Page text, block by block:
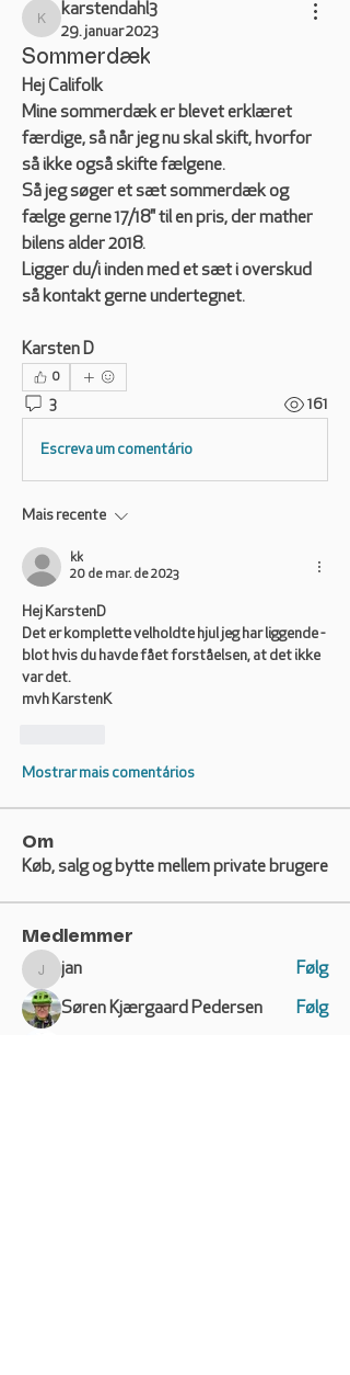
karstendahl3
karstendahl3
29. januar 2023
Sommerdæk
Hej Califolk
Mine sommerdæk er blevet erklæret
færdige, så når jeg nu skal skift, hvorfor
så ikke også skifte fælgene.
Så jeg søger et sæt sommerdæk og
fælge gerne 17/18" til en pris, der mather
bilens alder 2018.
Ligger du/i inden med et sæt i overskud
så kontakt gerne undertegnet.
Karsten D
0
3 161
Escreva um comentário
Mais recente
kk
20 de mar. de 2023
Hej KarstenD
Det er komplette velholdte hjul jeg har liggende -
blot hvis du havde fået forståelsen, at det ikke
var det.
mvh KarstenK
Mostrar mais comentários
Om
Køb, salg og bytte mellem private brugere
Medlemmer
jan
jan Følg
Søren Kjærgaard Pedersen Følg